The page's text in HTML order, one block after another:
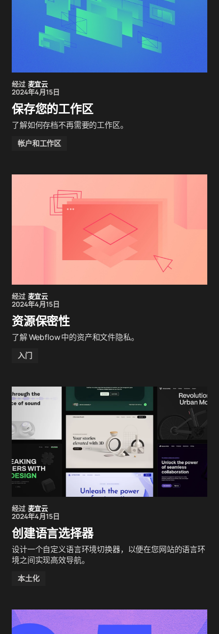
经过 麦宜云
2024年4月15日
保存您的工作区
了解如何存档不再需要的工作区。
帐户和工作区
经过 麦宜云
2024年4月15日
资源保密性
了解 Webflow 中的资产和文件隐私。
入门
经过 麦宜云
2024年4月15日
创建语言选择器
设计一个自定义语言环境切换器，以便在您网站的语言环
境之间实现高效导航。
本土化